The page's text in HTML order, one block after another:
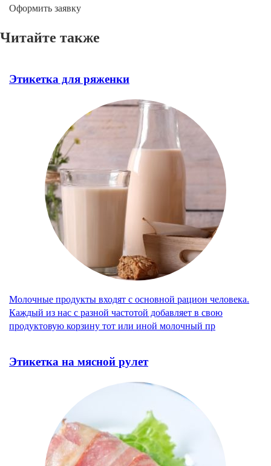
Оформить заявку
Читайте также
Этикетка для ряженки
Молочные продукты входят с основной рацион человека.
Каждый из нас с разной частотой добавляет в свою
продуктовую корзину тот или иной молочный пр
Этикетка на мясной рулет